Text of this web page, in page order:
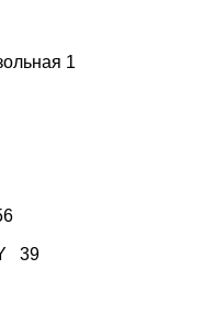
1
39